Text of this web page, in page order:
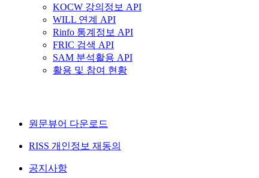
KOCW 강의정보 API
WILL 연계 API
Rinfo 통계정보 API
FRIC 검색 API
SAM 분석활용 API
활용 및 참여 현황
원문뷰어 다운로드
RISS 개인정보 재동의
공지사항